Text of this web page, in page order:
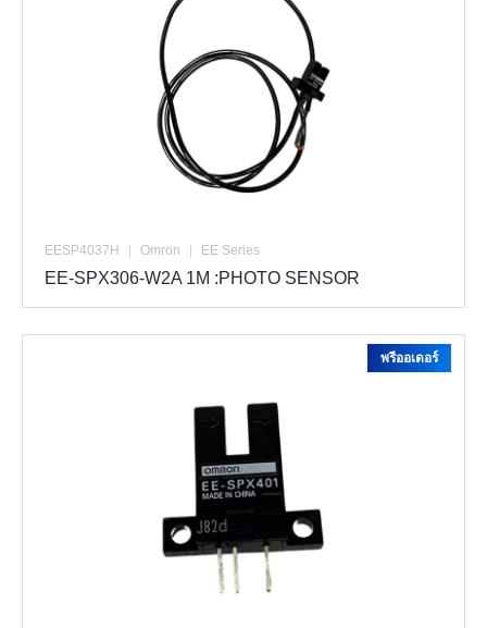
EESP4037H | Omron | EE Series
EE-SPX306-W2A 1M :PHOTO SENSOR
พรีออเดอร์